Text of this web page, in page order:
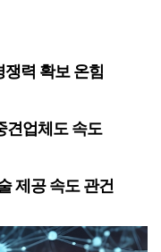
력 확보 온힘
견업체도 속도
제공 속도 관건